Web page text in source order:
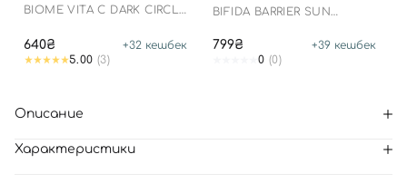
BIOME VITA C DARK CIRCLE
640₴ +32 кешбек
5.00 (3)
BIFIDA BARRIER SUN
799₴ +39 кешбек
0 (0)
Описание
Характеристики